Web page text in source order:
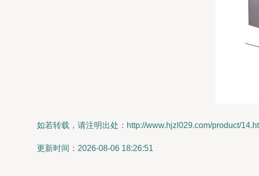
如若转载，请注明出处：http://www.hjzl029.com/product/
更新时间：2026-08-06 18:26:51